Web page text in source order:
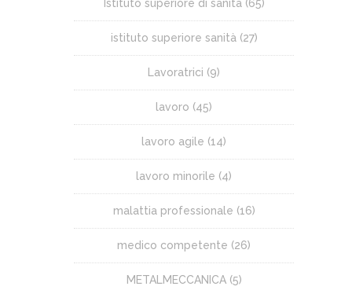
Istituto superiore di sanità (65)
istituto superiore sanità (27)
Lavoratrici (9)
lavoro (45)
lavoro agile (14)
lavoro minorile (4)
malattia professionale (16)
medico competente (26)
METALMECCANICA(5)